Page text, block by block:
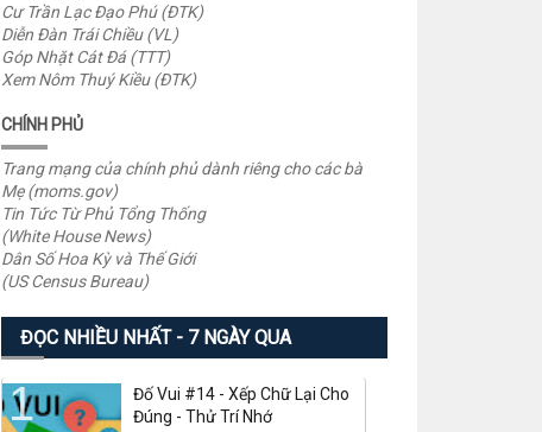
Cư Trần Lạc Đạo Phú (ĐTK)
Diễn Đàn Trái Chiều (VL)
Góp Nhặt Cát Đá (TTT)
Xem Nôm Thuý Kiều (ĐTK)
CHÍNH PHỦ
Trang mạng của chính phủ dành riêng cho các bà
Mẹ (moms.gov)
Tin Tức Từ Phủ Tổng Thống
(White House News)
Dân Số Hoa Kỳ và Thế Giới
(US Census Bureau)
ĐỌC NHIỀU NHẤT - 7 NGÀY QUA
Đố Vui #14 - Xếp Chữ Lại Cho
Đúng - Thử Trí Nhớ